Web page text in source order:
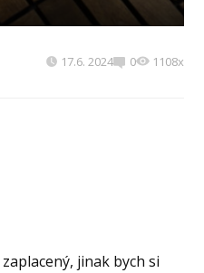
17.6. 2024 0 1108x
jinak bych si